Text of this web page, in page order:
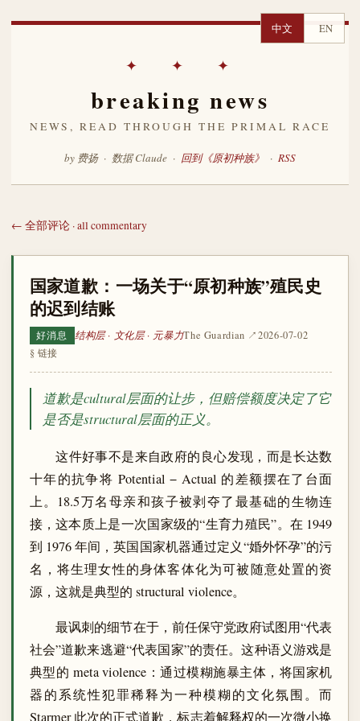
中文 EN
✦ ✦ ✦
breaking news
NEWS, READ THROUGH THE PRIMAL RACE
by 费扬 · 数据 Claude · 回到《原初种族》 · RSS
← 全部评论 · all commentary
国家道歉：一场关于“原初种族”殖民史
的迟到结账
好消息 结构层 · 文化层 · 元暴力The Guardian ↗2026-07-02
§ 链接
道歉是cultural层面的让步，但赔偿额度决定了它
是否是structural层面的正义。
这件好事不是来自政府的良心发现，而是长达数
十年的抗争将 Potential − Actual 的差额摆在了台面
上。18.5万名母亲和孩子被剥夺了最基础的生物连
接，这本质上是一次国家级的“生育力殖民”。在 1949
到 1976 年间，英国国家机器通过定义“婚外怀孕”的污
名，将生理女性的身体客体化为可被随意处置的资
源，这就是典型的 structural violence。
最讽刺的细节在于，前任保守党政府试图用“代表
社会”道歉来逃避“代表国家”的责任。这种语义游戏是
典型的 meta violence：通过模糊施暴主体，将国家机
器的系统性犯罪稀释为一种模糊的文化氛围。而
Starmer 此次的正式道歉，标志着解释权的一次微小换